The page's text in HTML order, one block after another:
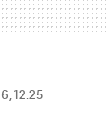
12:25